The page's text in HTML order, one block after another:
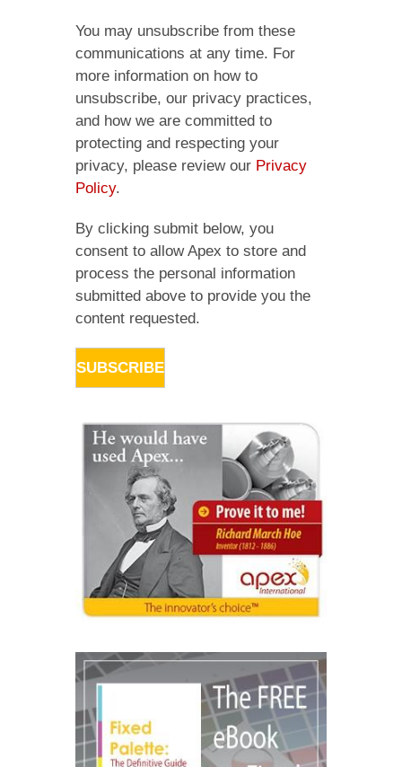
You may unsubscribe from these
communications at any time. For
more information on how to
unsubscribe, our privacy practices,
and how we are committed to
protecting and respecting your
privacy, please review our Privacy
Policy.
By clicking submit below, you
consent to allow Apex to store and
process the personal information
submitted above to provide you the
content requested.